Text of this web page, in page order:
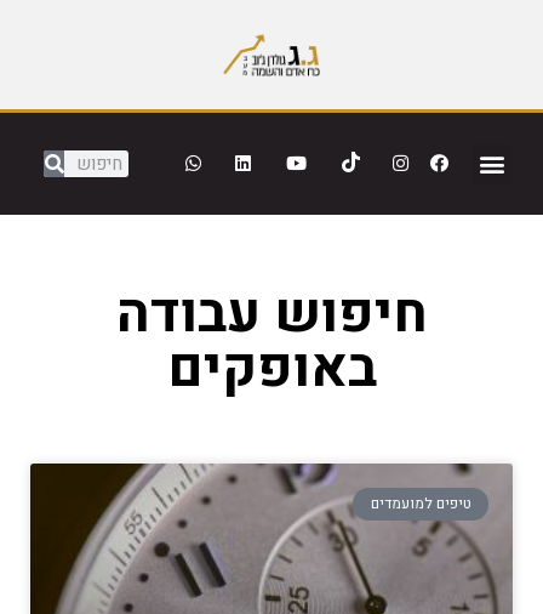
חיפוש עבודה
באופקים
טיפים למועמדים